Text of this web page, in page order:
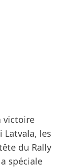
victoire
Latvala, les
du Rally
spéciale